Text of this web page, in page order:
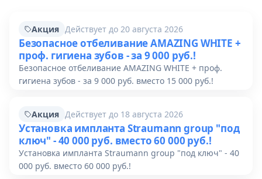
Акция Действует до 20 августа 2026
Безопасное отбеливание AMAZING WHITE +
проф. гигиена зубов - за 9 000 руб.!
Безопасное отбеливание AMAZING WHITE + проф.
гигиена зубов - за 9 000 руб. вместо 15 000 руб.!
Акция Действует до 18 августа 2026
Установка импланта Straumann group "под
ключ" - 40 000 руб. вместо 60 000 руб.!
Установка импланта Straumann group "под ключ" - 40
000 руб. вместо 60 000 руб.!